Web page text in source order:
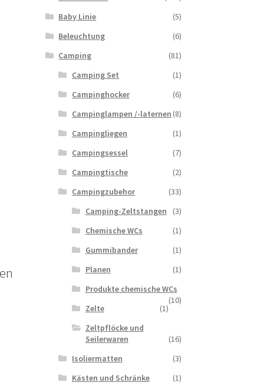
Baby Linie
(5)
Beleuchtung
(6)
Camping
(81)
Camping Set
(1)
Campinghocker
(6)
Campinglampen /-laternen (8)
Campingliegen
(1)
Campingsessel
(7)
Campingtische
(2)
Campingzubehor
(33)
Camping-Zeltstangen
(3)
Chemische WCs
(1)
Gummibander
(1)
Planen
(1)
Produkte chemische WCs
(10)
Zelte
(1)
Zeltpflöcke und
Seilerwaren
(16)
Isoliermatten
(3)
Kästen und Schränke
(1)